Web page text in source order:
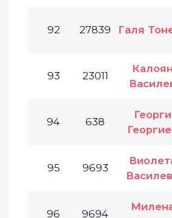
92 27839 Галя
93 23011
Калоян
94 638
Георги
95 9693
96 9694